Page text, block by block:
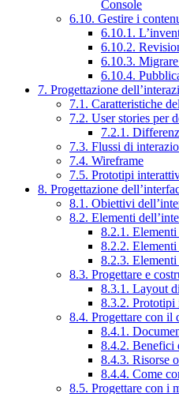
Console
6.10. Gestire i
6.10.1.
6.10.2.
6.10.3.
6.10.4.
7. Progettazione
7.1. Caratteristiche
7.2. User stories per
7.2.1.
7.3. Flussi di
7.4. Wireframe
7.5. Prototipi
8. Progettazione
8.1. Obiettivi
8.2. Elementi
8.2.1.
8.2.2.
8.2.3.
8.3. Progettare e
8.3.1. Layout
8.3.2. Prototipi
8.4. Progettare con il
8.4.1.
8.4.2. Benefici
8.4.3. Risorse
8.4.4. Come
8.5. Progettare con i